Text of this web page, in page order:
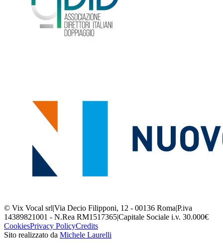
© Vix Vocal srl|Via Decio Filipponi, 12 - 00136 Roma|P.iva
14389821001 - N.Rea RM1517365|Capitale Sociale i.v. 30.000€
CookiesPrivacy PolicyCredits
Sito realizzato da Michele Laurelli